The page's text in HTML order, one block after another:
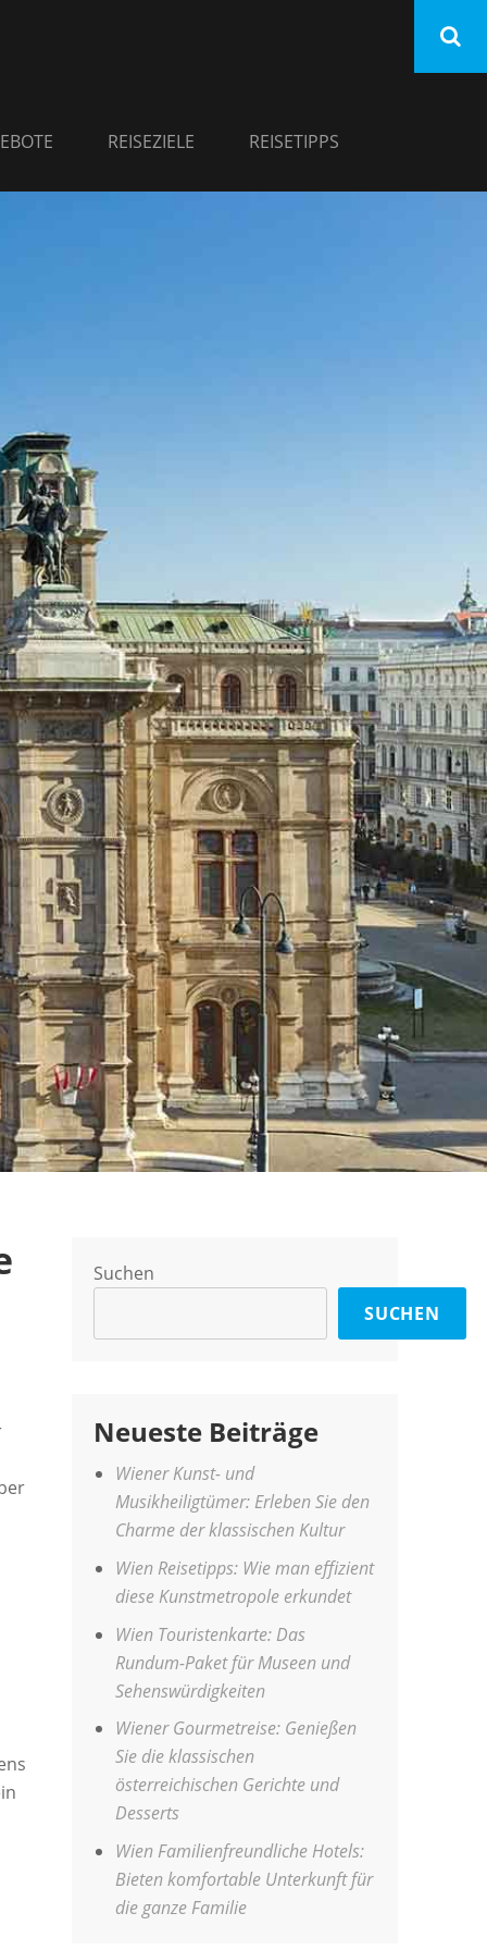
REISEZIELE REISETIPPS
Suchen
SUCHEN
Neueste Beiträge
Wiener Kunst- und
Musikheiligtümer: Erleben Sie den
Charme der klassischen Kultur
Wien Reisetipps: Wie man effizient
diese Kunstmetropole erkundet
Wien Touristenkarte: Das
Rundum-Paket für Museen und
Sehenswürdigkeiten
Wiener Gourmetreise: Genießen
Sie die klassischen
österreichischen Gerichte und
Desserts
Wien Familienfreundliche Hotels:
Bieten komfortable Unterkunft für
die ganze Familie